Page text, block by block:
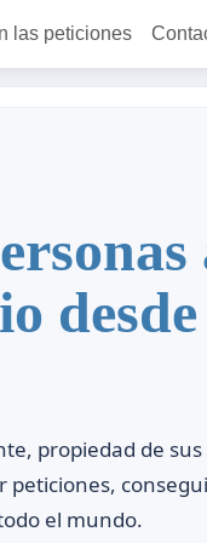
las peticiones
desde
propiedad de sus
peticiones,
el mundo.